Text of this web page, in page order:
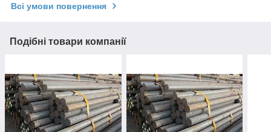
Всі умови повернення
Подібні товари компанії